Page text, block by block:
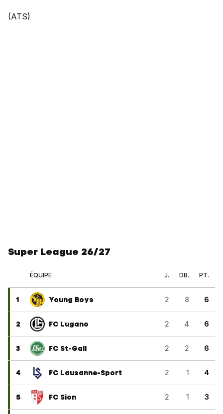
(ATS)
Super League 26/27
ÉQUIPE J. DB. PT.
1 Young Boys 2 8 6
2 FC Lugano 2 4 6
3 FC St-Gall 2 2 6
4 FC Lausanne-Sport 2 1 4
5 FC Sion 2 1 3